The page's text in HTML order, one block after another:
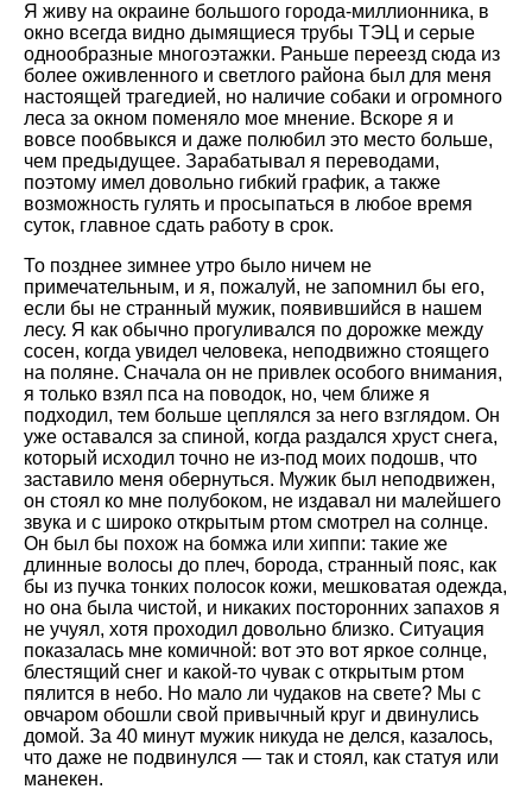
Я живу на окраине большого города-миллионника, в
окно всегда видно дымящиеся трубы ТЭЦ и серые
однообразные многоэтажки. Раньше переезд сюда из
более оживленного и светлого района был для меня
настоящей трагедией, но наличие собаки и огромного
леса за окном поменяло мое мнение. Вскоре я и
вовсе пообвыкся и даже полюбил это место больше,
чем предыдущее. Зарабатывал я переводами,
поэтому имел довольно гибкий график, а также
возможность гулять и просыпаться в любое время
суток, главное сдать работу в срок.
То позднее зимнее утро было ничем не
примечательным, и я, пожалуй, не запомнил бы его,
если бы не странный мужик, появившийся в нашем
лесу. Я как обычно прогуливался по дорожке между
сосен, когда увидел человека, неподвижно стоящего
на поляне. Сначала он не привлек особого внимания,
я только взял пса на поводок, но, чем ближе я
подходил, тем больше цеплялся за него взглядом. Он
уже оставался за спиной, когда раздался хруст снега,
который исходил точно не из-под моих подошв, что
заставило меня обернуться. Мужик был неподвижен,
он стоял ко мне полубоком, не издавал ни малейшего
звука и с широко открытым ртом смотрел на солнце.
Он был бы похож на бомжа или хиппи: такие же
длинные волосы до плеч, борода, странный пояс, как
бы из пучка тонких полосок кожи, мешковатая одежда,
но она была чистой, и никаких посторонних запахов я
не учуял, хотя проходил довольно близко. Ситуация
показалась мне комичной: вот это вот яркое солнце,
блестящий снег и какой-то чувак с открытым ртом
пялится в небо. Но мало ли чудаков на свете? Мы с
овчаром обошли свой привычный круг и двинулись
домой. За 40 минут мужик никуда не делся, казалось,
что даже не подвинулся — так и стоял, как статуя или
манекен.